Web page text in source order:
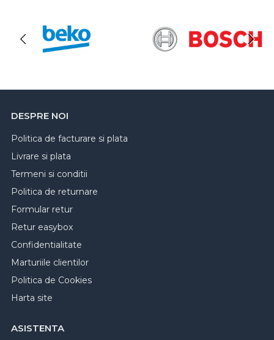
DESPRE NOI
Politica de facturare si plata
Livrare si plata
Termeni si conditii
Politica de returnare
Formular retur
Retur easybox
Confidentialitate
Marturiile clientilor
Politica de Cookies
Harta site
ASISTENTA